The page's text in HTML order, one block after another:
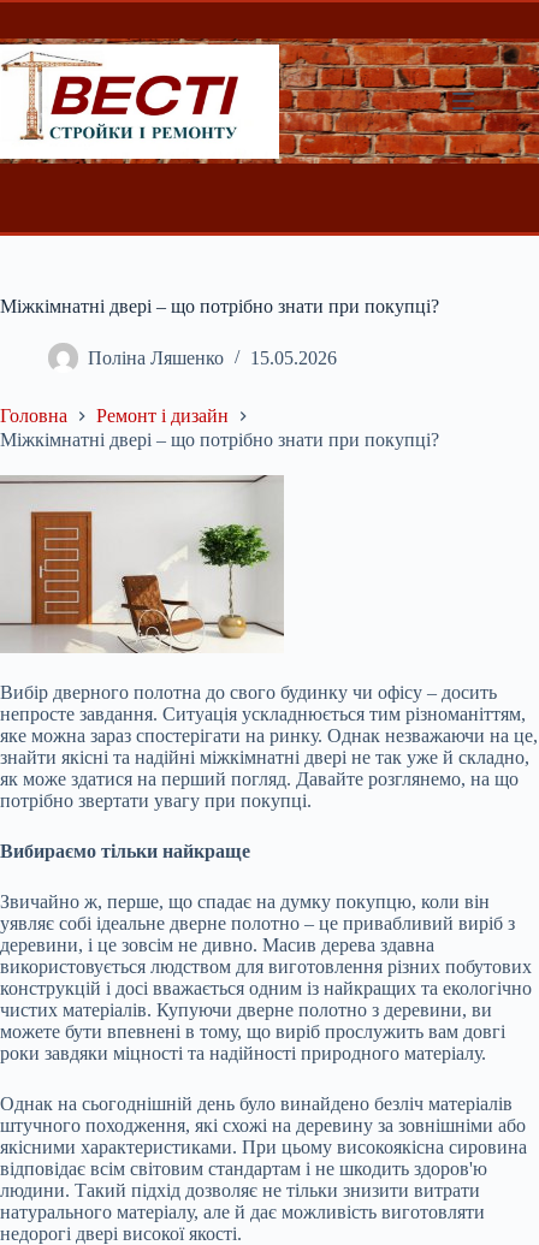
Перейти
вмісту
Міжкімнатні двері – що потрібно знати при покупці?
Поліна Ляшенко 15.05.2026
Головна
Ремонт і дизайн
Міжкімнатні двері – що потрібно знати при покупці?
Вибір дверного полотна до свого будинку чи офісу – досить
непросте завдання. Ситуація ускладнюється тим різноманіттям,
яке можна зараз спостерігати на ринку. Однак незважаючи на це,
знайти якісні та надійні міжкімнатні двері не так уже й складно,
як може здатися на перший погляд. Давайте розглянемо, на що
потрібно звертати увагу при покупці.
Вибираємо тільки найкраще
Звичайно ж, перше, що спадає на думку покупцю, коли він
уявляє собі ідеальне дверне полотно – це привабливий виріб з
деревини, і це зовсім не дивно. Масив дерева здавна
використовується людством для виготовлення різних побутових
конструкцій і досі вважається одним із найкращих та екологічно
чистих матеріалів. Купуючи дверне полотно з деревини, ви
можете бути впевнені в тому, що виріб прослужить вам довгі
роки завдяки міцності та надійності природного матеріалу.
Однак на сьогоднішній день було винайдено безліч матеріалів
штучного походження, які схожі на деревину за зовнішніми або
якісними характеристиками. При цьому високоякісна сировина
відповідає всім світовим стандартам і не шкодить здоров'ю
людини. Такий підхід дозволяє не тільки знизити витрати
натурального матеріалу, але й дає можливість виготовляти
недорогі двері високої якості.